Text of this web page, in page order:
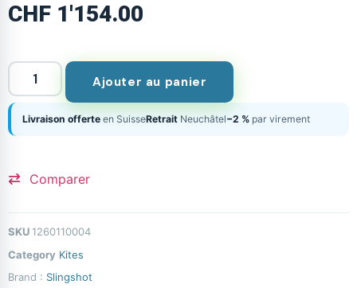
CHF 1'154.00
Ajouter au panier
Livraison offerte en SuisseRetrait Neuchâtel−2 % par virement
Comparer
SKU 1260110004
Category Kites
Brand : Slingshot